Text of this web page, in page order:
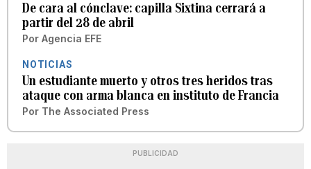
De cara al cónclave: capilla Sixtina cerrará a
partir del 28 de abril
Por Agencia EFE
NOTICIAS
Un estudiante muerto y otros tres heridos tras
ataque con arma blanca en instituto de Francia
Por The Associated Press
PUBLICIDAD